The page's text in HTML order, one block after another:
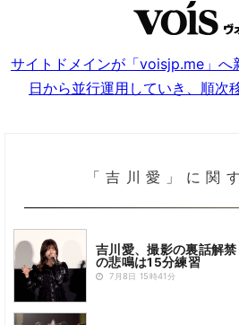
サイトドメインが「voisjp.me」へ
日から並行運用していき、順次
「吉川愛」に関
吉川愛、撮影の裏話解
の悲鳴は15分練習
7月8日 15時41分